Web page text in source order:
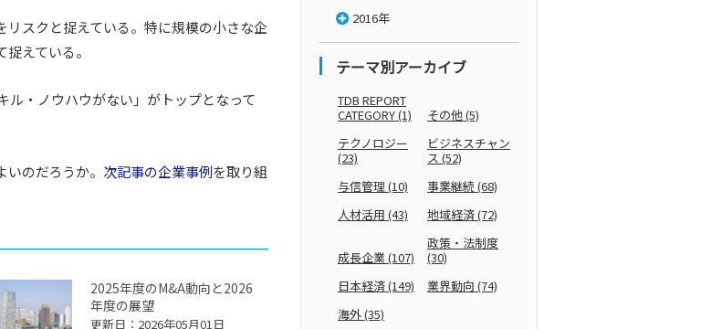
スクと捉えている。特に規模の小さな企
えている。
ル・ノウハウがない」がトップとなって
のだろうか。 次記事の企業事例を取り組
2025年度のM&A動向と2026
年度の展望
更新日：2026年05月01日
2016年
テーマ別アーカイブ
TDB REPORT
CATEGORY(1) その他(5)
テクノロジー
(23)
ビジネスチャン
ス (52)
与信管理(10) 事業継続(68)
人材活用 (43) 地域経済(72)
成長企業(107)
政策・法制度
(30)
日本経済(149) 業界動向 (74)
海外(35)